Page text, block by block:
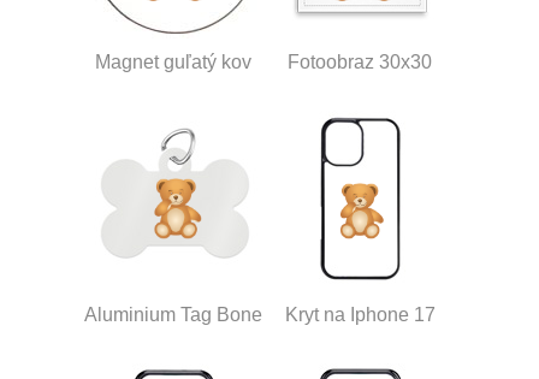
Magnet guľatý kov Fotoobraz 30x30
Aluminium Tag Bone Kryt na Iphone 17